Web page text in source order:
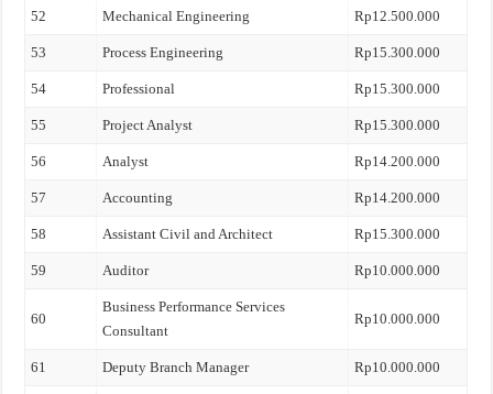
52 Mechanical Engineering Rp12.500.000
53 Process Engineering Rp15.300.000
54 Professional Rp15.300.000
55 Project Analyst Rp15.300.000
56 Analyst Rp14.200.000
57 Accounting Rp14.200.000
58 Assistant Civil and Architect Rp15.300.000
59 Auditor Rp10.000.000
60
Business Performance Services
Consultant
Rp10.000.000
61 Deputy Branch Manager Rp10.000.000